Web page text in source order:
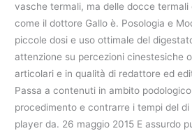
vasche termali, ma delle docce
come il dottore Gallo è. Posologia e
piccole dosi e uso ottimale del
attenzione su percezioni cinestesiche
articolari e in qualità di redattore ed
Passa a contenuti in ambito
procedimento e contrarre i tempi del
player da. 26 maggio 2015 E assurdo